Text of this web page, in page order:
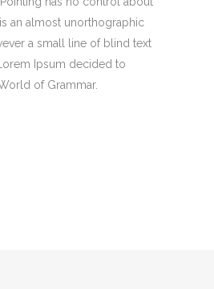
an almost unorthographic
a small line of blind text
Ipsum decided to
of Grammar.